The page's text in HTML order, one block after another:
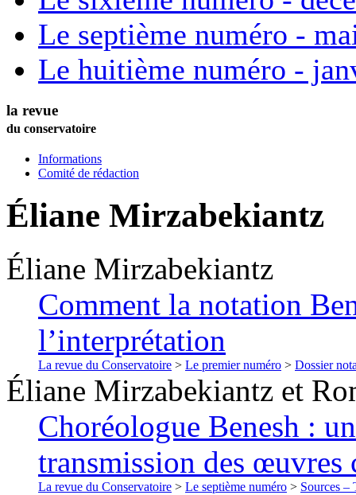
Le septième numéro -
Le huitième numéro -
la revue
du conservatoire
Informations
Comité de rédaction
Éliane Mirzabekiantz
Éliane Mirzabekiantz
Comment la notation
l’interprétation
La revue du Conservatoire > Le premier numéro > Dossier
Éliane Mirzabekiantz et
Choréologue Benesh :
transmission des œuvres
La revue du Conservatoire > Le septième numéro > Sources –